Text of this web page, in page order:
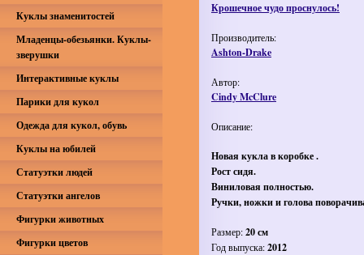
Крошечное чудо проснулось!
Производитель:
Ashton-Drake
Автор:
Cindy McClure
Описание:
Новая кукла в коробке .
Рост сидя.
Виниловая полностью.
Ручки, ножки и голова
Размер:20 см
Год выпуска:2012
Куклы знаменитостей
Младенцы-обезьянки. Куклы-
зверушки
Интерактивные куклы
Парики для кукол
Одежда для кукол, обувь
Куклы на юбилей
Статуэтки людей
Статуэтки ангелов
Фигурки животных
Фигурки цветов